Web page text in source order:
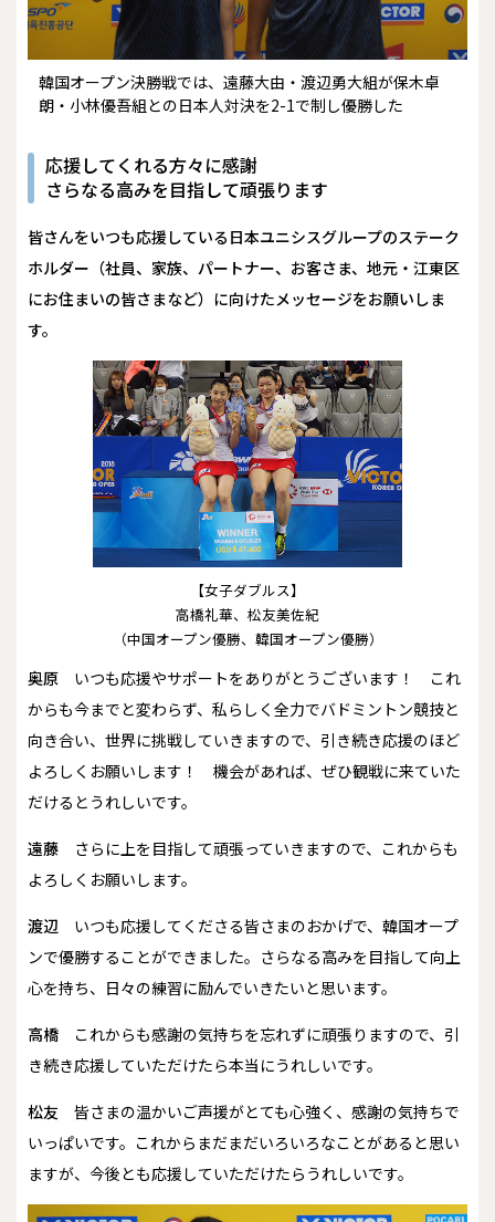
韓国オープン決勝戦では、遠藤大由・渡辺勇大組が保木卓
朗・小林優吾組との日本人対決を2-1で制し優勝した
応援してくれる方々に感謝
さらなる高みを目指して頑張ります
――皆さんをいつも応援している日本ユニシスグループのステーク
ホルダー（社員、家族、パートナー、お客さま、地元・江東区
にお住まいの皆さまなど）に向けたメッセージをお願いしま
す。
【女子ダブルス】
高橋礼華、松友美佐紀
（中国オープン優勝、韓国オープン優勝）
奥原 いつも応援やサポートをありがとうございます！ これ
からも今までと変わらず、私らしく全力でバドミントン競技と
向き合い、世界に挑戦していきますので、引き続き応援のほど
よろしくお願いします！ 機会があれば、ぜひ観戦に来ていた
だけるとうれしいです。
遠藤 さらに上を目指して頑張っていきますので、これからも
よろしくお願いします。
渡辺 いつも応援してくださる皆さまのおかげで、韓国オープ
ンで優勝することができました。さらなる高みを目指して向上
心を持ち、日々の練習に励んでいきたいと思います。
高橋 これからも感謝の気持ちを忘れずに頑張りますので、引
き続き応援していただけたら本当にうれしいです。
松友 皆さまの温かいご声援がとても心強く、感謝の気持ちで
いっぱいです。これからまだまだいろいろなことがあると思い
ますが、今後とも応援していただけたらうれしいです。